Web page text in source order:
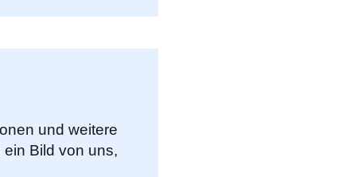
und weitere
Bild von uns,